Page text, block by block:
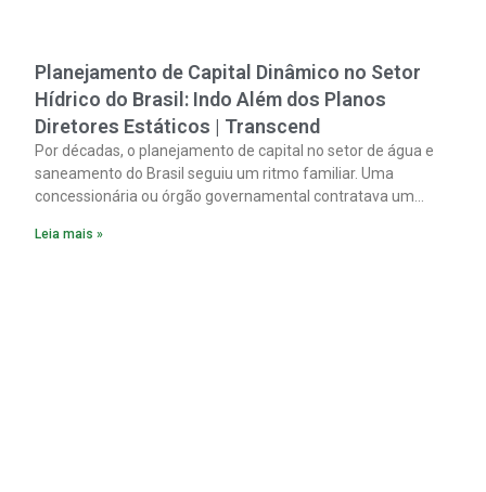
Planejamento de Capital Dinâmico no Setor
Hídrico do Brasil: Indo Além dos Planos
Diretores Estáticos | Transcend
Por décadas, o planejamento de capital no setor de água e
saneamento do Brasil seguiu um ritmo familiar. Uma
concessionária ou órgão governamental contratava um
Leia mais »